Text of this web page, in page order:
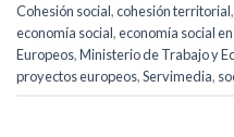
Cohesión social,cohesión territorial,
economía social,economía social
Europeos,Ministerio de Trabajo y
proyectos europeos,Servimedia,